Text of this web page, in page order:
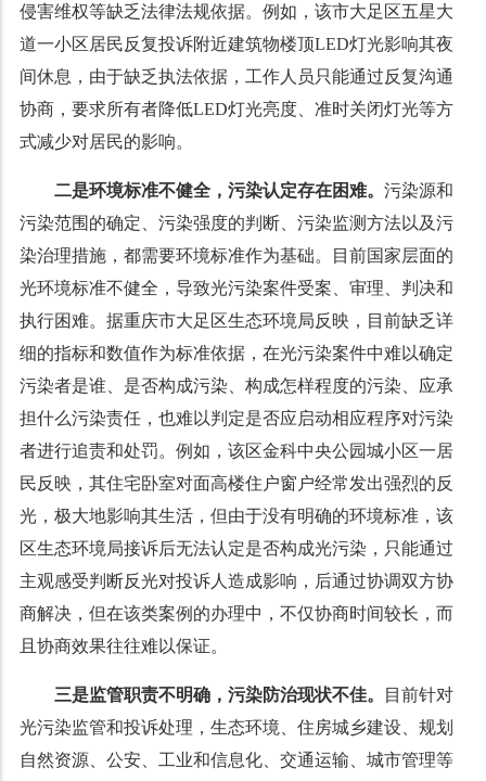
侵害维权等缺乏法律法规依据。例如，该市大足区五星大
道一小区居民反复投诉附近建筑物楼顶LED灯光影响其夜
间休息，由于缺乏执法依据，工作人员只能通过反复沟通
协商，要求所有者降低LED灯光亮度、准时关闭灯光等方
式减少对居民的影响。
二是环境标准不健全，污染认定存在困难。 污染源和
污染范围的确定、污染强度的判断、污染监测方法以及污
染治理措施，都需要环境标准作为基础。目前国家层面的
光环境标准不健全，导致光污染案件受案、审理、判决和
执行困难。据重庆市大足区生态环境局反映，目前缺乏详
细的指标和数值作为标准依据，在光污染案件中难以确定
污染者是谁、是否构成污染、构成怎样程度的污染、应承
担什么污染责任，也难以判定是否应启动相应程序对污染
者进行追责和处罚。例如，该区金科中央公园城小区一居
民反映，其住宅卧室对面高楼住户窗户经常发出强烈的反
光，极大地影响其生活，但由于没有明确的环境标准，该
区生态环境局接诉后无法认定是否构成光污染，只能通过
主观感受判断反光对投诉人造成影响，后通过协调双方协
商解决，但在该类案例的办理中，不仅协商时间较长，而
且协商效果往往难以保证。
三是监管职责不明确，污染防治现状不佳。
目前针对
光污染监管和投诉处理，生态环境、住房城乡建设、规划
自然资源、公安、工业和信息化、交通运输、城市管理等